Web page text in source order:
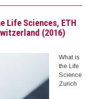
Life Sciences, ETH
(2016)
What is
the Life
Science
Zurich